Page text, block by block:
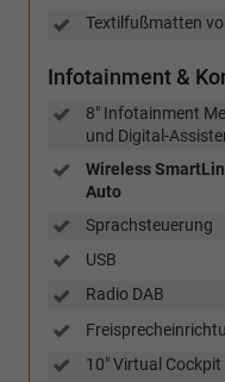
Textilfußmatten
Infotainment &
8" Infotainment
und Digital-
Wireless
Auto
Sprachsteuerung
USB
Radio DAB
10" Virtual Cockpit